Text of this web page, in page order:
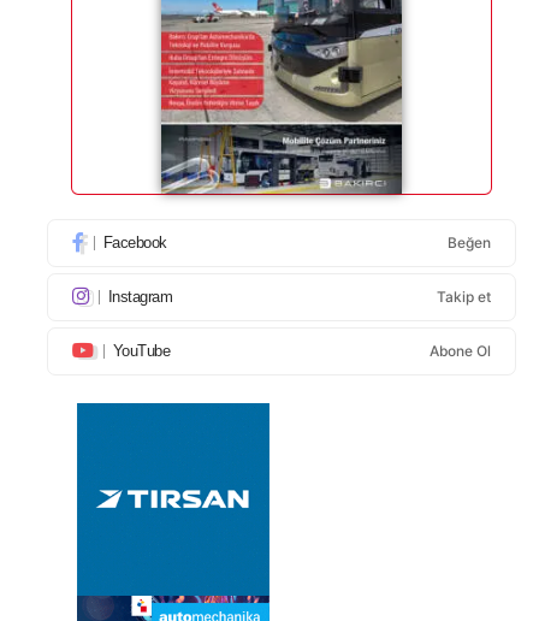
Facebook Beğen
Instagram Takip et
YouTube Abone Ol